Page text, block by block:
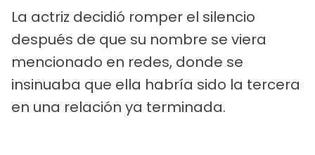
La actriz decidió romper el silencio
después de que su nombre se viera
mencionado en redes, donde se
insinuaba que ella habría sido la tercera
en una relación ya terminada.